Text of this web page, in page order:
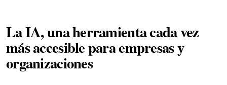
La IA, una herramienta cada vez
más accesible para empresas y
organizaciones